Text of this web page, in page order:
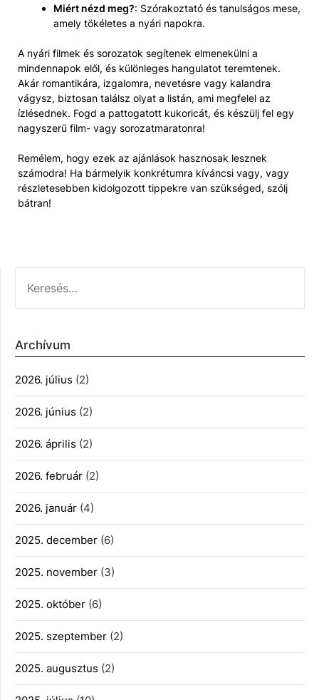
Miért nézd meg?: Szórakoztató és tanulságos mese,
amely tökéletes a nyári napokra.
A nyári filmek és sorozatok segítenek elmenekülni a
mindennapok elől, és különleges hangulatot teremtenek.
Akár romantikára, izgalomra, nevetésre vagy kalandra
vágysz, biztosan találsz olyat a listán, ami megfelel az
ízlésednek. Fogd a pattogatott kukoricát, és készülj fel egy
nagyszerű film- vagy sorozatmaratonra!
Remélem, hogy ezek az ajánlások hasznosak lesznek
számodra! Ha bármelyik konkrétumra kíváncsi vagy, vagy
részletesebben kidolgozott tippekre van szükséged, szólj
bátran!
Archívum
2026. július (2)
2026. június (2)
2026. április (2)
2026. február (2)
2026. január (4)
2025. december (6)
2025. november (3)
2025. október (6)
2025. szeptember (2)
2025. augusztus (2)